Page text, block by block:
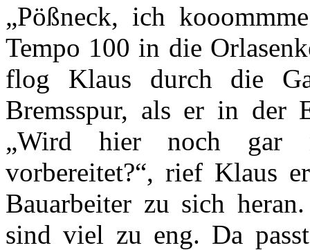
„Pößneck, ich
Tempo 100 in die
flog Klaus durch die
Bremsspur, als er in der
„Wird hier noch gar
vorbereitet?“, rief Klaus
Bauarbeiter zu sich
sind viel zu eng. Da